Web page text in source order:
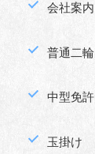
会社案内
普通二輪
中型免許
玉掛け